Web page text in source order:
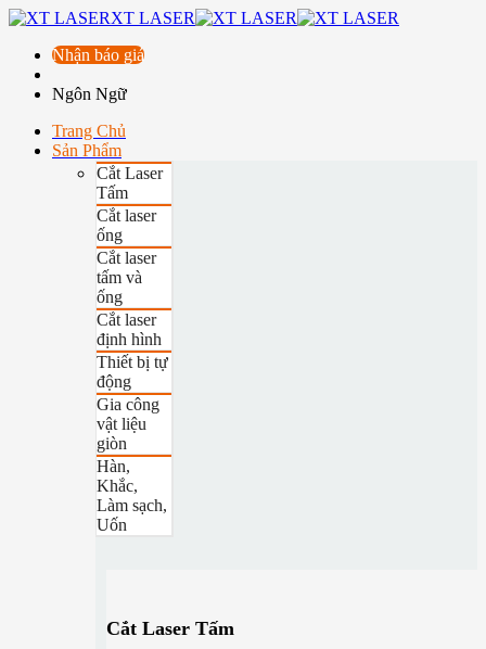
XT LASER
Nhận báo giá
Ngôn Ngữ
Trang Chủ
Sản Phẩm
Cắt Laser
Tấm
Cắt laser
ống
Cắt laser
tấm và
ống
Cắt laser
định hình
Thiết bị tự
động
Gia công
vật liệu
giòn
Hàn,
Khắc,
Làm sạch,
Uốn
Cắt Laser Tấm